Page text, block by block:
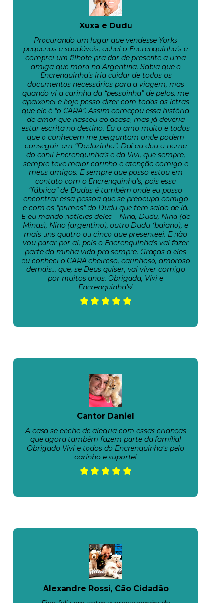
Xuxa e Dudu
Procurando um lugar que vendesse Yorks
pequenos e saudáveis, achei o Encrenquinha’s e
comprei um filhote pra dar de presente a uma
amiga que mora na Argentina. Sabia que o
Encrenquinha’s iria cuidar de todos os
documentos necessários para a viagem, mas
quando vi a carinha da “pessoinha” de pelos, me
apaixonei e hoje posso dizer com todas as letras
que ele é “o CARA”. Assim começou essa história
de amor que nasceu ao acaso, mas já deveria
estar escrita no destino. Eu o amo muito e todos
que o conhecem me perguntam onde podem
conseguir um “Duduzinho”. Daí eu dou o nome
do canil Encrenquinha’s e da Vivi, que sempre,
sempre teve maior carinho e atenção comigo e
meus amigos. E sempre que posso estou em
contato com o Encrenquinha’s, pois essa
“fábrica” de Dudus é também onde eu posso
encontrar essa pessoa que se preocupa comigo
e com os “primos” do Dudu que tem saído de lá.
E eu mando notícias deles – Nina, Dudu, Nina (de
Minas), Nino (argentino), outro Dudu (baiano), e
mais uns quatro ou cinco que presenteei. E não
vou parar por aí, pois o Encrenquinha’s vai fazer
parte da minha vida pra sempre. Graças a eles
eu conheci o CARA cheiroso, carinhoso, amoroso
demais… que, se Deus quiser, vai viver comigo
por muitos anos. Obrigada, Vivi e
Encrenquinha’s!
Cantor Daniel
A casa se enche de alegria com essas crianças
que agora também fazem parte da família!
Obrigado Vivi e todos do Encrenquinha's pelo
carinho e suporte!
Alexandre Rossi, Cão Cidadão